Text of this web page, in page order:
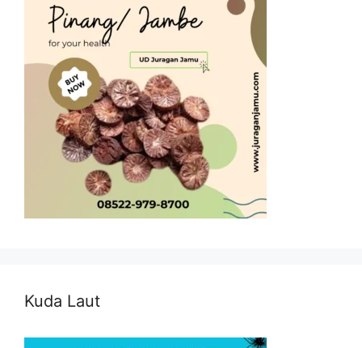
Kuda Laut